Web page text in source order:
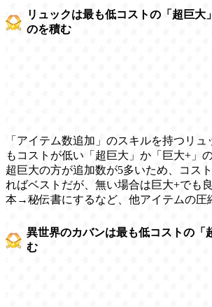
リュックは最も低コストの「超巨大
のを積む
「アイテム数追加」のスキルを持つリ
もコストが低い「超巨大」か「巨大+」
超巨大の方が追加数が5多いため、コス
ればベストだが、無い場合は巨大+でも
本→秘伝書にするなど、他アイテムの圧
異世界のカバンは最も低コストの「
む